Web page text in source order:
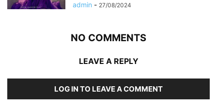
admin - 27/08/2024
NO COMMENTS
LEAVE A REPLY
LOG IN TO LEAVE A COMMENT